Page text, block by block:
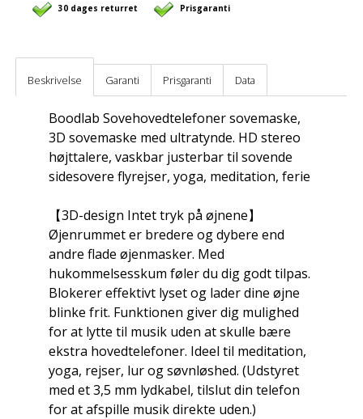
30 dages returret Prisgaranti
Beskrivelse Garanti Prisgaranti Data
Boodlab Sovehovedtelefoner sovemaske,
3D sovemaske med ultratynde. HD stereo
højttalere, vaskbar justerbar til sovende
sidesovere flyrejser, yoga, meditation, ferie
【3D-design Intet tryk på øjnene】
Øjenrummet er bredere og dybere end
andre flade øjenmasker. Med
hukommelsesskum føler du dig godt tilpas.
Blokerer effektivt lyset og lader dine øjne
blinke frit. Funktionen giver dig mulighed
for at lytte til musik uden at skulle bære
ekstra hovedtelefoner. Ideel til meditation,
yoga, rejser, lur og søvnløshed. (Udstyret
med et 3,5 mm lydkabel, tilslut din telefon
for at afspille musik direkte uden.)